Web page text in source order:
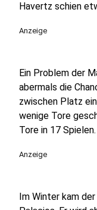
Havertz schien
Anzeige
Ein Problem der
abermals die
zwischen Platz
wenige Tore
Tore in 17 Spielen.
Anzeige
Im Winter kam